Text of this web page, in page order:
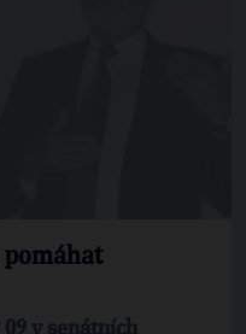
pomáhat
09 v senátních